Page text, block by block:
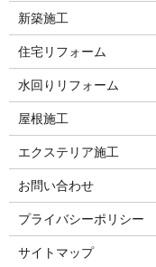
新築施工
住宅リフォーム
水回りリフォーム
屋根施工
エクステリア施工
お問い合わせ
プライバシーポリシー
サイトマップ